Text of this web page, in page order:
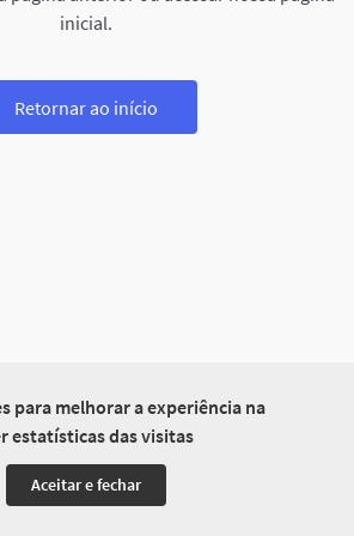
para melhorar a experiência na
estatísticas das visitas
Aceitar e fechar
inicial.
Retornar ao início